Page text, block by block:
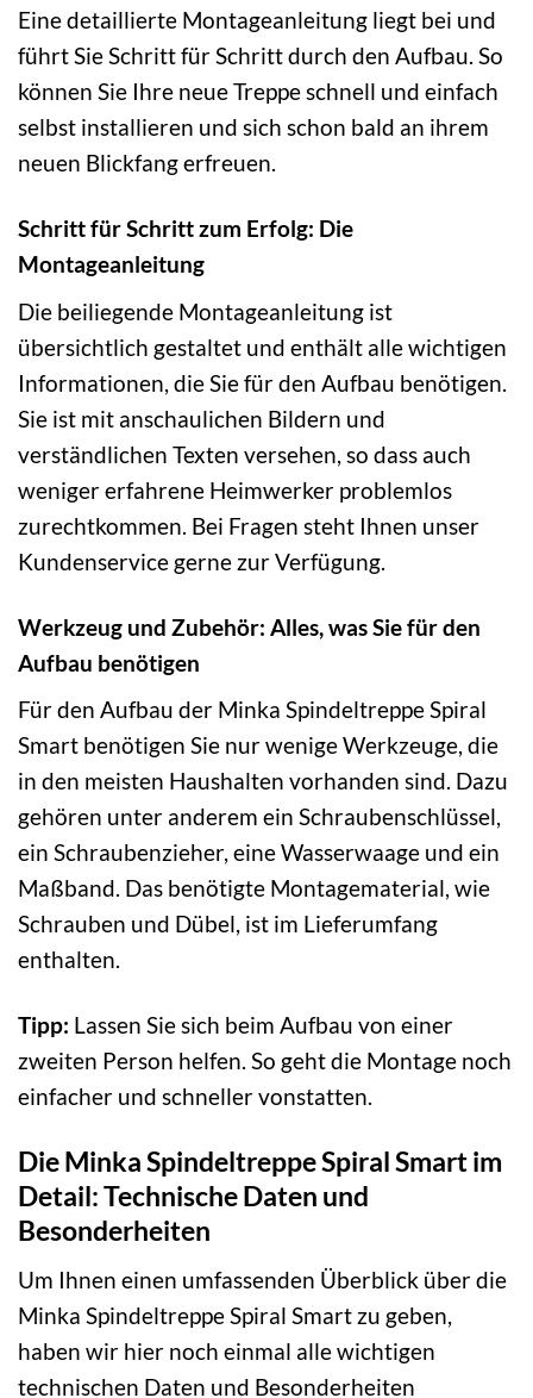
Eine detaillierte Montageanleitung liegt bei und
führt Sie Schritt für Schritt durch den Aufbau. So
können Sie Ihre neue Treppe schnell und einfach
selbst installieren und sich schon bald an ihrem
neuen Blickfang erfreuen.
Schritt für Schritt zum Erfolg: Die
Montageanleitung
Die beiliegende Montageanleitung ist
übersichtlich gestaltet und enthält alle wichtigen
Informationen, die Sie für den Aufbau benötigen.
Sie ist mit anschaulichen Bildern und
verständlichen Texten versehen, so dass auch
weniger erfahrene Heimwerker problemlos
zurechtkommen. Bei Fragen steht Ihnen unser
Kundenservice gerne zur Verfügung.
Werkzeug und Zubehör: Alles, was Sie für den
Aufbau benötigen
Für den Aufbau der Minka Spindeltreppe Spiral
Smart benötigen Sie nur wenige Werkzeuge, die
in den meisten Haushalten vorhanden sind. Dazu
gehören unter anderem ein Schraubenschlüssel,
ein Schraubenzieher, eine Wasserwaage und ein
Maßband. Das benötigte Montagematerial, wie
Schrauben und Dübel, ist im Lieferumfang
enthalten.
Tipp: Lassen Sie sich beim Aufbau von einer
zweiten Person helfen. So geht die Montage noch
einfacher und schneller vonstatten.
Die Minka Spindeltreppe Spiral Smart im
Detail: Technische Daten und
Besonderheiten
Um Ihnen einen umfassenden Überblick über die
Minka Spindeltreppe Spiral Smart zu geben,
haben wir hier noch einmal alle wichtigen
technischen Daten und Besonderheiten